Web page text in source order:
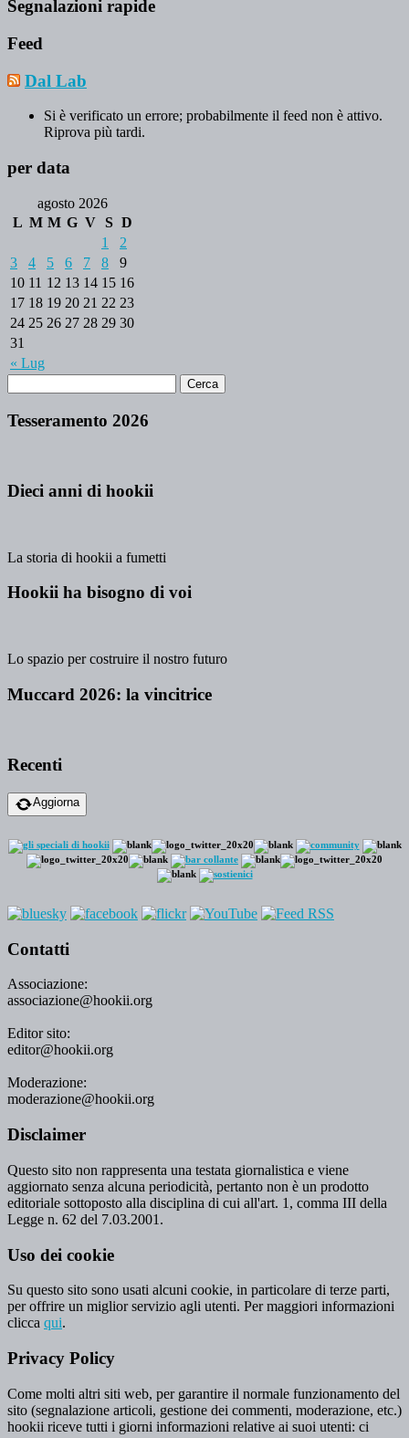
Segnalazioni rapide
Feed
Dal Lab
Si è verificato un errore; probabilmente il feed non è attivo.
Riprova più tardi.
per data
agosto 2026
L M M G V S D
« Lug
1
2
3
4 5 6 7 8
9
10 11 12 13 14 15 16
17 18 19 20 21 22 23
24 25 26 27 28 29 30
31
Tesseramento 2026
Dieci anni di hookii
La storia di hookii a fumetti
Hookii ha bisogno di voi
Lo spazio per costruire il nostro futuro
Muccard 2026: la vincitrice
Recenti
Aggiorna
Contatti
Associazione:
associazione@hookii.org
Editor sito:
editor@hookii.org
Moderazione:
moderazione@hookii.org
Disclaimer
Questo sito non rappresenta una testata giornalistica e viene
aggiornato senza alcuna periodicità, pertanto non è un prodotto
editoriale sottoposto alla disciplina di cui all'art. 1, comma III della
Legge n. 62 del 7.03.2001.
Uso dei cookie
Su questo sito sono usati alcuni cookie, in particolare di terze parti,
per offrire un miglior servizio agli utenti. Per maggiori informazioni
clicca qui.
Privacy Policy
Come molti altri siti web, per garantire il normale funzionamento del
sito (segnalazione articoli, gestione dei commenti, moderazione, etc.)
hookii riceve tutti i giorni informazioni relative ai suoi utenti: ci